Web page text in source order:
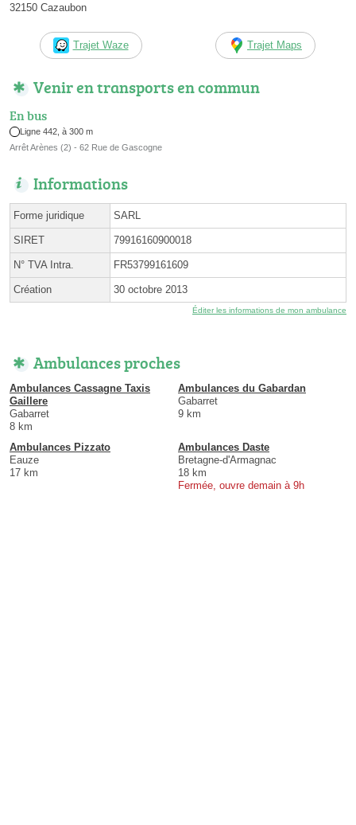
32150 Cazaubon
Trajet Waze Trajet Maps
Venir en transports en commun
En bus
Ligne 442, à 300 m
Arrêt Arènes (2) - 62 Rue de Gascogne
Informations
Forme juridique SARL
SIRET 79916160900018
N° TVA Intra. FR53799161609
Création 30 octobre 2013
Éditer les informations de mon ambulance
Ambulances proches
Ambulances Cassagne Taxis
Gaillere
Gabarret
8 km
Ambulances du Gabardan
Gabarret
9 km
Ambulances Pizzato
Eauze
17 km
Ambulances Daste
Bretagne-d'Armagnac
18 km
Fermée, ouvre demain à 9h